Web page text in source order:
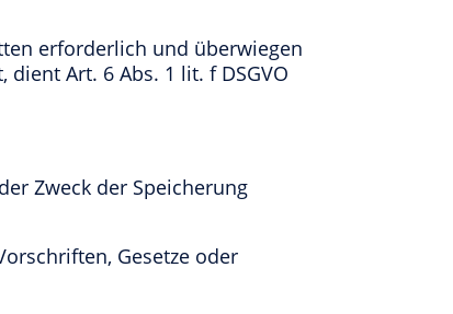
erforderlich und überwiegen
Art. 6 Abs. 1 lit. f DSGVO
Zweck der Speicherung
Gesetze oder